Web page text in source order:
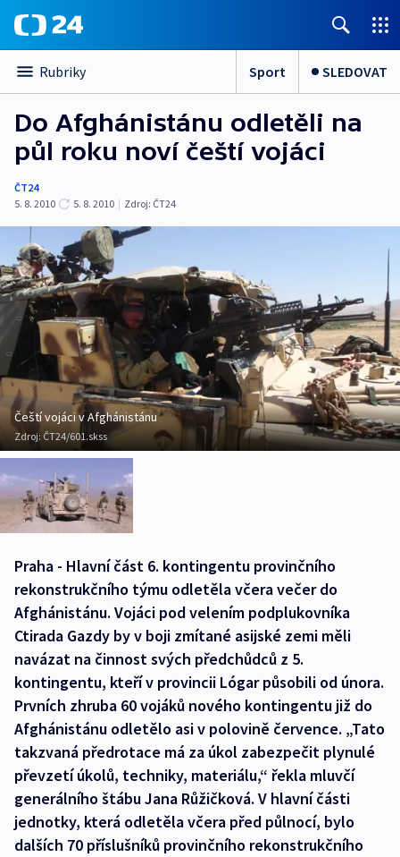
Rubriky Sport SLEDOVAT
Do Afghánistánu odletěli na
půl roku noví čeští vojáci
ČT24
5. 8. 2010
5. 8. 2010 | Zdroj: ČT24
Čeští vojáci v Afghánistánu
Zdroj: ČT24/601.skss
Praha - Hlavní část 6. kontingentu provinčního
rekonstrukčního týmu odletěla včera večer do
Afghánistánu. Vojáci pod velením podplukovníka
Ctirada Gazdy by v boji zmítané asijské zemi měli
navázat na činnost svých předchůdců z 5.
kontingentu, kteří v provincii Lógar působili od února.
Prvních zhruba 60 vojáků nového kontingentu již do
Afghánistánu odletělo asi v polovině července. „Tato
takzvaná předrotace má za úkol zabezpečit plynulé
převzetí úkolů, techniky, materiálu,“ řekla mluvčí
generálního štábu Jana Růžičková. V hlavní části
jednotky, která odletěla včera před půlnocí, bylo
dalších 70 příslušníků provinčního rekonstrukčního